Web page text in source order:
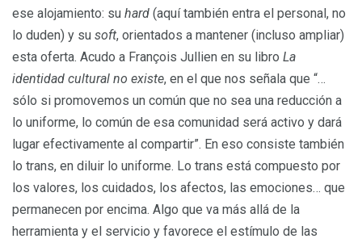
ese alojamiento: su hard (aquí también entra el personal, no
lo duden) y su soft, orientados a mantener (incluso ampliar)
esta oferta. Acudo a François Jullien en su libro La
identidad cultural no existe, en el que nos señala que “…
sólo si promovemos un común que no sea una reducción a
lo uniforme, lo común de esa comunidad será activo y dará
lugar efectivamente al compartir”. En eso consiste también
lo trans, en diluir lo uniforme. Lo trans está compuesto por
los valores, los cuidados, los afectos, las emociones… que
permanecen por encima. Algo que va más allá de la
herramienta y el servicio y favorece el estímulo de las